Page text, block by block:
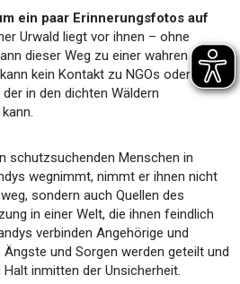
ein paar Erinnerungsfotos auf
Urwald liegt vor ihnen – ohne
dieser Weg zu einer wahren
kein Kontakt zu NGOs oder zum
in den dichten Wäldern
schutzsuchenden Menschen in
wegnimmt, nimmt er ihnen nicht
sondern auch Quellen des
in einer Welt, die ihnen feindlich
verbinden Angehörige und
und Sorgen werden geteilt und
inmitten der Unsicherheit.